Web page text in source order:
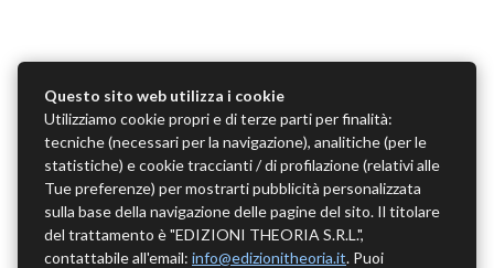
Questo sito web utilizza i cookie
Utilizziamo cookie propri e di terze parti per finalità:
tecniche (necessari per la navigazione), analitiche (per le
statistiche) e cookie traccianti / di profilazione (relativi alle
Tue preferenze) per mostrarti pubblicità personalizzata
sulla base della navigazione delle pagine del sito. Il titolare
del trattamento è "EDIZIONI THEORIA S.R.L.",
contattabile all'email: info@edizionitheoria.it. Puoi